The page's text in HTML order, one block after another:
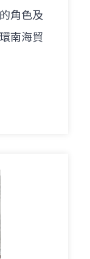
角色及
南海貿